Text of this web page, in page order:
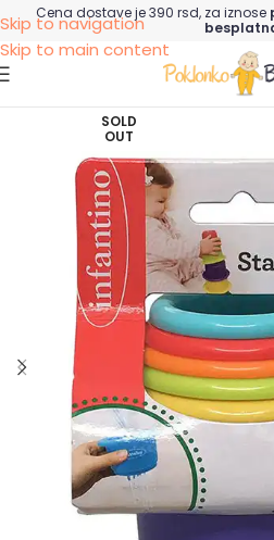
Skip to navigation
Skip to main content
Cena dostave je 390 rsd, za iznose
SOLD
OUT